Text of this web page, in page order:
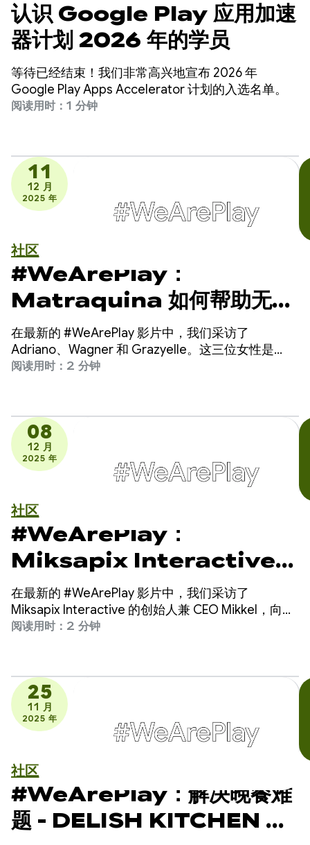
认识 Google Play 应用加速
器计划 2026 年的学员
等待已经结束！我们非常高兴地宣布 2026 年
Google Play Apps Accelerator 计划的入选名单。
阅读用时：1 分钟
11
12 月
2025 年
社区
#WeArePlay：
Matraquina 如何帮助无法
说话的孩子进行交流
在最新的 #WeArePlay 影片中，我们采访了
Adriano、Wagner 和 Grazyelle。这三位女性是
Matraquinha 的幕后功臣，这款应用可帮助 80 多个
阅读用时：2 分钟
08
12 月
2025 年
社区
#WeArePlay：
Miksapix Interactive
如何将古老的萨米神话带给全
球玩家
在最新的 #WeArePlay 影片中，我们采访了
Miksapix Interactive 的创始人兼 CEO Mikkel，向
Google Play 上应用和游戏的幕后人员致敬。
阅读用时：2 分钟
25
11 月
2025 年
社区
#WeArePlay：解决晚餐难
题 - DELISH KITCHEN 如